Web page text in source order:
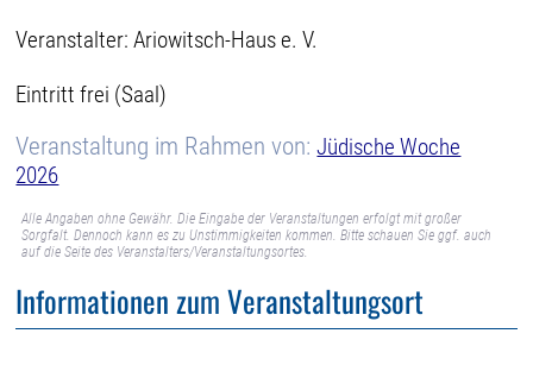
Veranstalter: Ariowitsch-Haus e. V.
Eintritt frei (Saal)
Veranstaltung im Rahmen von:Jüdische Woche
2026
Alle Angaben ohne Gewähr. Die Eingabe der Veranstaltungen erfolgt mit großer
Sorgfalt. Dennoch kann es zu Unstimmigkeiten kommen. Bitte schauen Sie ggf. auch
auf die Seite des Veranstalters/Veranstaltungsortes.
Informationen zum Veranstaltungsort